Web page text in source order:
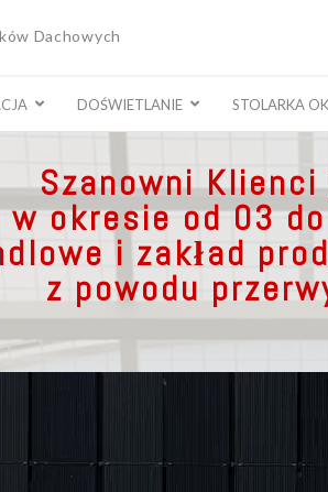
Dachowych
DOŚWIETLANIE STOLARKA
Szanowni
w okresie od 03
i zakład
z powodu